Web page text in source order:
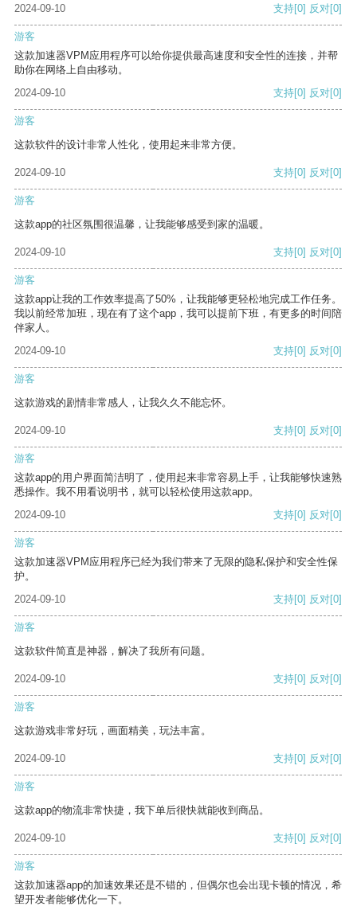
2024-09-10 支持[0] 反对[0]
游客
这款加速器VPM应用程序可以给你提供最高速度和安全性的连接，并帮
助你在网络上自由移动。
2024-09-10
支持[0] 反对[0]
游客
这款软件的设计非常人性化，使用起来非常方便。
2024-09-10 支持[0] 反对[0]
游客
这款app的社区氛围很温馨，让我能够感受到家的温暖。
2024-09-10 支持[0] 反对[0]
游客
这款app让我的工作效率提高了50%，让我能够更轻松地完成工作任务。
我以前经常加班，现在有了这个app，我可以提前下班，有更多的时间陪
伴家人。
2024-09-10
支持[0] 反对[0]
游客
这款游戏的剧情非常感人，让我久久不能忘怀。
2024-09-10 支持[0] 反对[0]
游客
这款app的用户界面简洁明了，使用起来非常容易上手，让我能够快速熟
悉操作。我不用看说明书，就可以轻松使用这款app。
2024-09-10
支持[0] 反对[0]
游客
这款加速器VPM应用程序已经为我们带来了无限的隐私保护和安全性保
护。
2024-09-10
支持[0] 反对[0]
游客
这款软件简直是神器，解决了我所有问题。
2024-09-10 支持[0] 反对[0]
游客
这款游戏非常好玩，画面精美，玩法丰富。
2024-09-10 支持[0] 反对[0]
游客
这款app的物流非常快捷，我下单后很快就能收到商品。
2024-09-10 支持[0] 反对[0]
游客
这款加速器app的加速效果还是不错的，但偶尔也会出现卡顿的情况，希
望开发者能够优化一下。